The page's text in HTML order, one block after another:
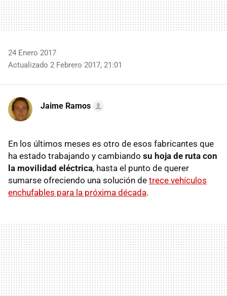
24 Enero 2017
Actualizado 2 Febrero 2017, 21:01
Jaime Ramos
En los últimos meses es otro de esos fabricantes que
ha estado trabajando y cambiando su hoja de ruta con
la movilidad eléctrica, hasta el punto de querer
sumarse ofreciendo una solución de trece vehículos
enchufables para la próxima década.